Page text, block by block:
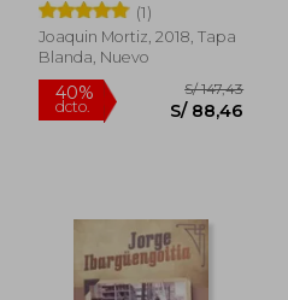
40%
dcto. S/ 88,46
(1)
Joaquin Mortiz, 2018, Tapa
Blanda, Nuevo